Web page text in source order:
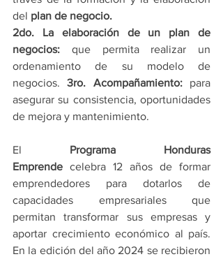
del plan de negocio.
2do. La elaboración de un plan de
negocios: que permita realizar un
ordenamiento de su modelo de
negocios. 3ro. Acompañamiento: para
asegurar su consistencia, oportunidades
de mejora y mantenimiento.
El Programa Honduras
Emprende celebra 12 años de formar
emprendedores para dotarlos de
capacidades empresariales que
permitan transformar sus empresas y
aportar crecimiento económico al país.
En la edición del año 2024 se recibieron